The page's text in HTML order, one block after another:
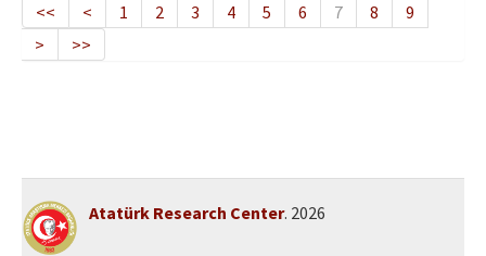
<< < 1 2 3 4 5 6 7 8
9
>
>>
Atatürk Research Center. 2026